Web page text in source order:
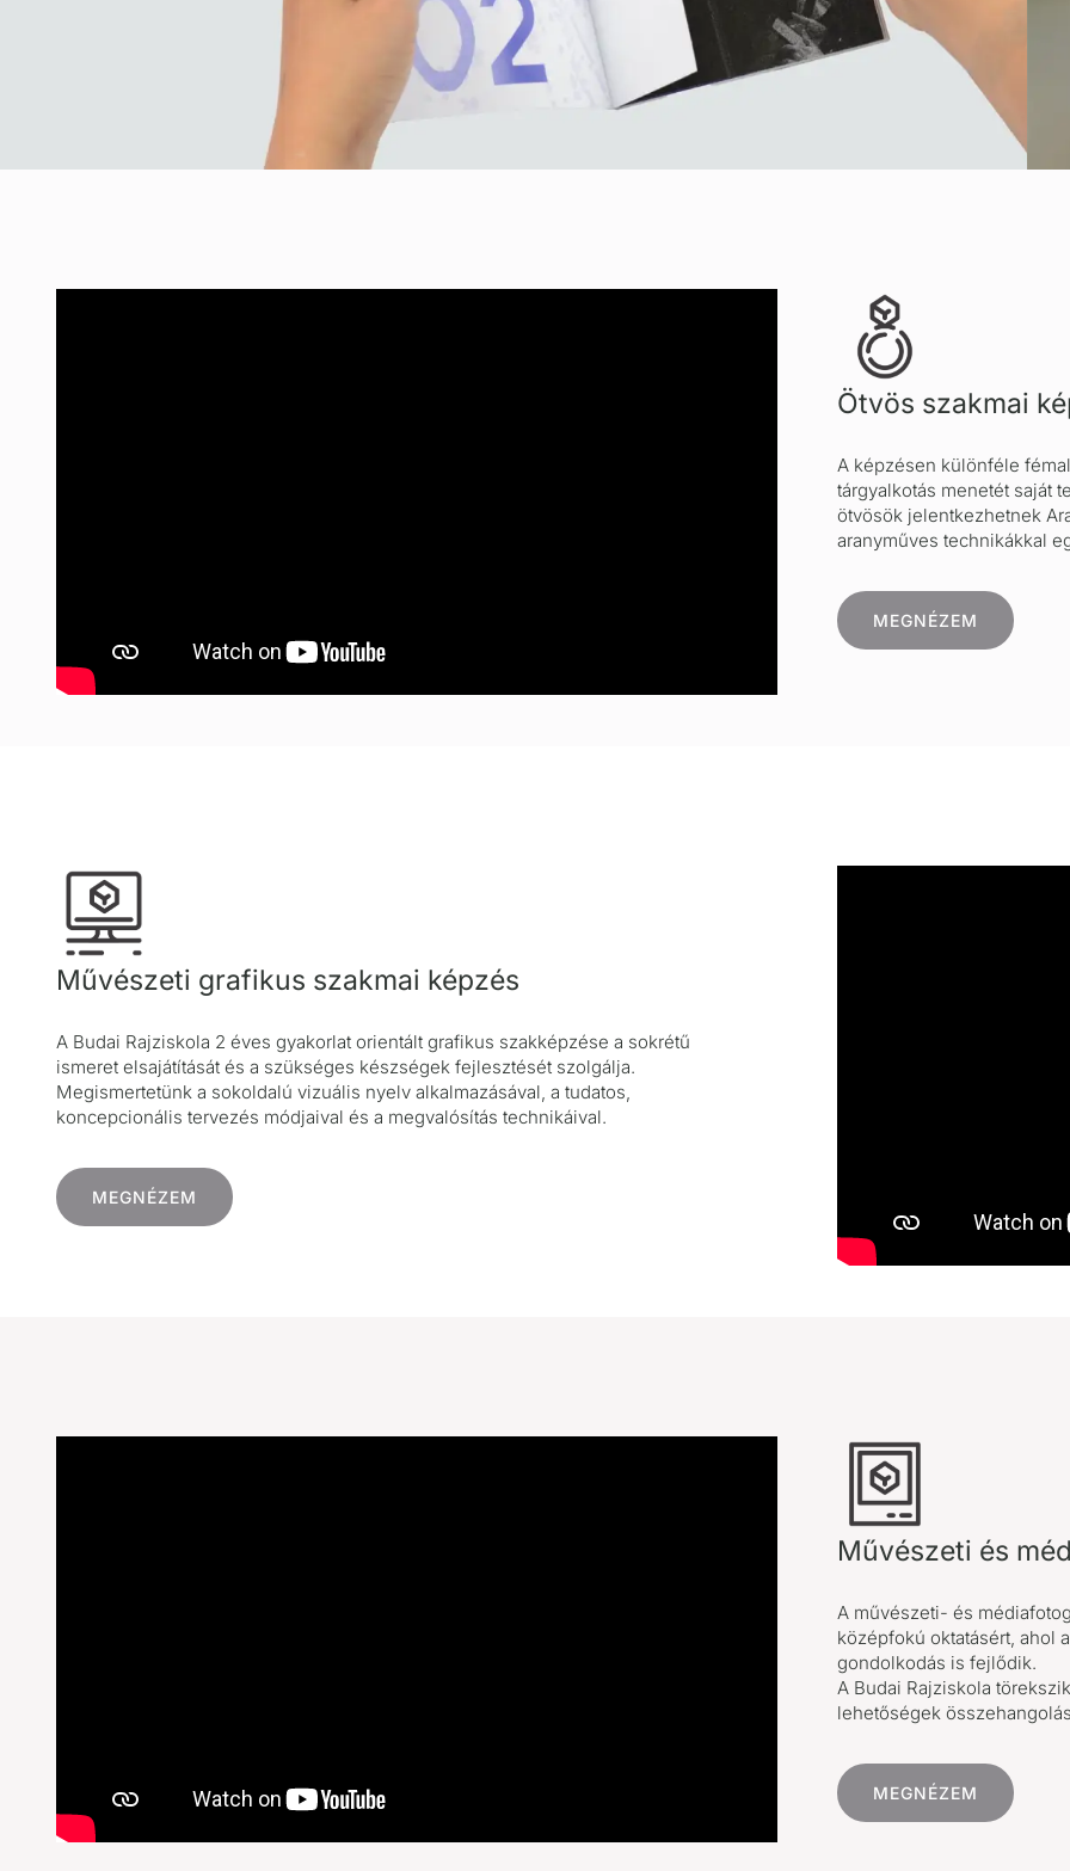
Várunk az érettségit követően.
Ötvös szakmai
A képzésen különféle
tárgyalkotás menetét saját
ötvösök jelentkezhetnek
aranyműves technikákkal
MEGNÉZEM
Művészeti grafikus szakmai képzés
A Budai Rajziskola 2 éves gyakorlat orientált grafikus szakképzése a sokrétű
ismeret elsajátítását és a szükséges készségek fejlesztését szolgálja.
Megismertetünk a sokoldalú vizuális nyelv alkalmazásával, a tudatos,
koncepcionális tervezés módjaival és a megvalósítás technikáival.
MEGNÉZEM
Művészeti és
A művészeti- és
középfokú oktatásért, ahol
gondolkodás is fejlődik.
A Budai Rajziskola
lehetőségek
MEGNÉZEM